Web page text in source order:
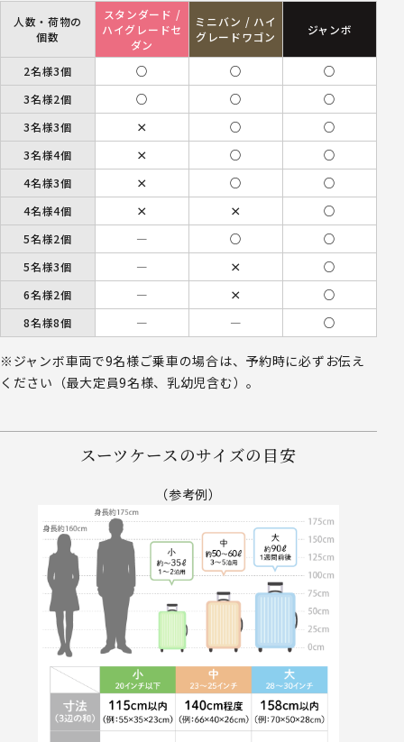
人数・荷物の
個数
スタンダード /
ハイグレードセ
ダン
ミニバン / ハイ
グレードワゴン
ジャンボ
2名様3個 ○ ○ ○
3名様2個 ○ ○ ○
3名様3個 × ○ ○
3名様4個 × ○ ○
4名様3個 × ○ ○
4名様4個 × × ○
5名様2個 ― ○ ○
5名様3個 ― × ○
6名様2個 ― × ○
8名様8個 ― ― ○
※ジャンボ車両で9名様ご乗車の場合は、予約時に必ずお伝え
ください（最大定員9名様、乳幼児含む）。
スーツケースのサイズの目安
（参考例）